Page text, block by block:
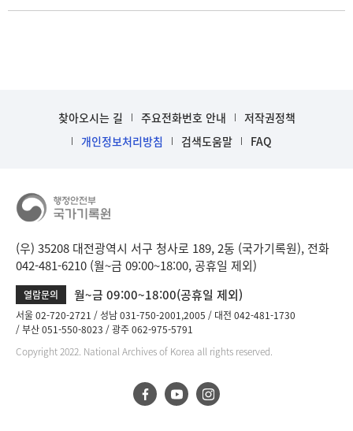
찾아오시는 길 주요전화번호 안내
저작권정책
개인정보처리방침
검색도움말 FAQ
(우) 35208 대전광역시 서구 청사로 189, 2동 (국가기록원), 전화
042-481-6210 (월~금 09:00~18:00, 공휴일 제외)
열람문의 월~금 09:00~18:00(공휴일 제외)
서울 02-720-2721 성남 031-750-2001,2005
대전 042-481-1730
부산 051-550-8023
광주 062-975-5791
Copyright 2022. National Archives of Korea all rights reserved.